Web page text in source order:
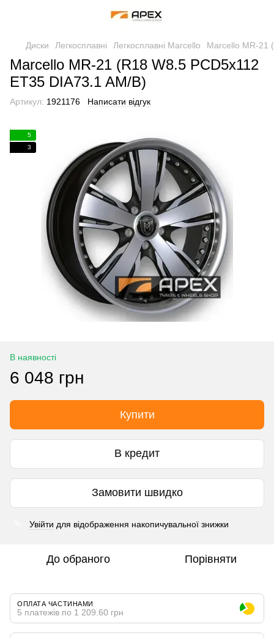
Диски Легкосплавні Легкосплавні Marcello Marcello MR-21
Marcello MR-21 (R18 W8.5 PCD5x112
ET35 DIA73.1 AM/B)
Артикул: 1921176 Написати відгук
5
3
В наявності
6 048 грн
Купити
В кредит
Замовити швидко
Увійти для відображення накопичувальної знижки
До обраного Порівняти
ОПЛАТА ЧАСТИНАМИ
5 платежів по 1 209.60 грн